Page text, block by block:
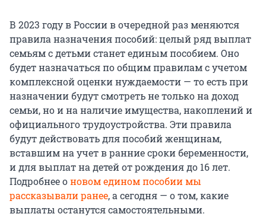
В 2023 году в России в очередной раз меняются
правила назначения пособий: целый ряд выплат
семьям с детьми станет единым пособием. Оно
будет назначаться по общим правилам с учетом
комплексной оценки нуждаемости — то есть при
назначении будут смотреть не только на доход
семьи, но и на наличие имущества, накоплений и
официального трудоустройства. Эти правила
будут действовать для пособий женщинам,
вставшим на учет в ранние сроки беременности,
и для выплат на детей от рождения до 16 лет.
Подробнее оновом едином пособии мы
рассказывали ранее, а сегодня — о том, какие
выплаты останутся самостоятельными.